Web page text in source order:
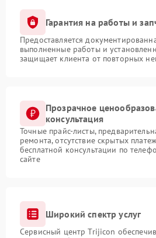
Гарантия на работы и
Предоставляется
выполненные работы и
защищает клиента от повторных
Прозрачное
консультация
Точные прайс-листы,
ремонта, отсутствие скрытых
бесплатной консультации по
сайте
Широкий спектр услуг
Сервисный центр Trijicon